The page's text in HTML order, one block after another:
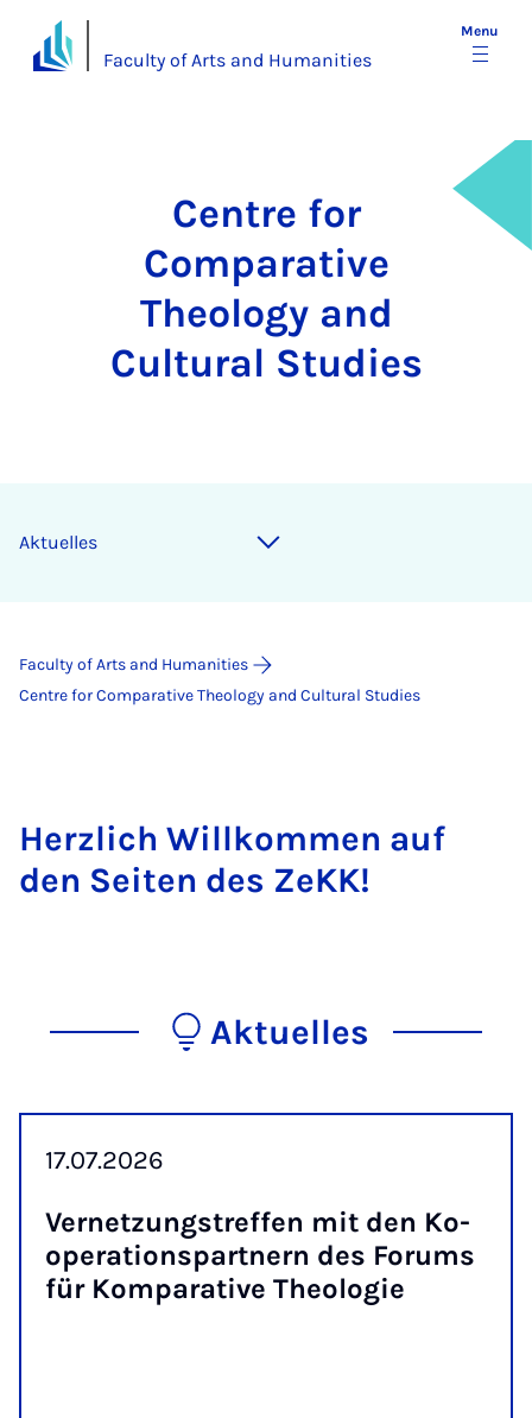
Faculty of Arts and Humanities
Menu
Centre for
Comparative
Theology and
Cultural Studies
Aktuelles
Faculty of Arts and Humanities
Centre for Comparative Theology and Cultural Studies
Herzlich Willkommen auf
den Seiten des ZeKK!
Aktuelles
17.07.2026
Vernet­zung­stref­fen mit den Ko­
op­er­a­tion­spart­nern des For­ums
für Kom­par­at­ive Theo­lo­gie